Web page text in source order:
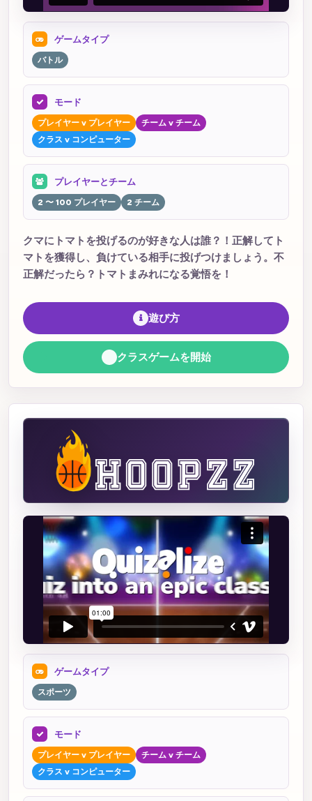
ゲームタイプ
バトル
モード
プレイヤー v プレイヤー
チーム v チーム
クラス v コンピューター
プレイヤーとチーム
2 〜 100 プレイヤー 2 チーム
クマにトマトを投げるのが好きな人は誰？！正解してト
マトを獲得し、負けている相手に投げつけましょう。不
正解だったら？トマトまみれになる覚悟を！
遊び方
クラスゲームを開始
ゲームタイプ
スポーツ
モード
プレイヤー v プレイヤー
チーム v チーム
クラス v コンピューター